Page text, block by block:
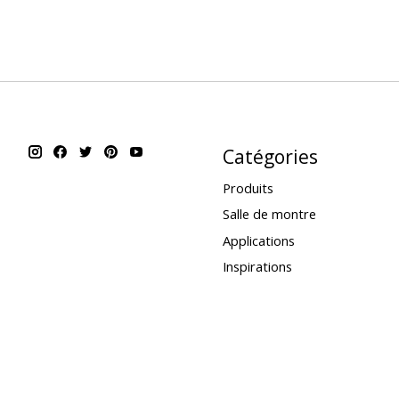
Catégories
Produits
Salle de montre
Applications
Inspirations